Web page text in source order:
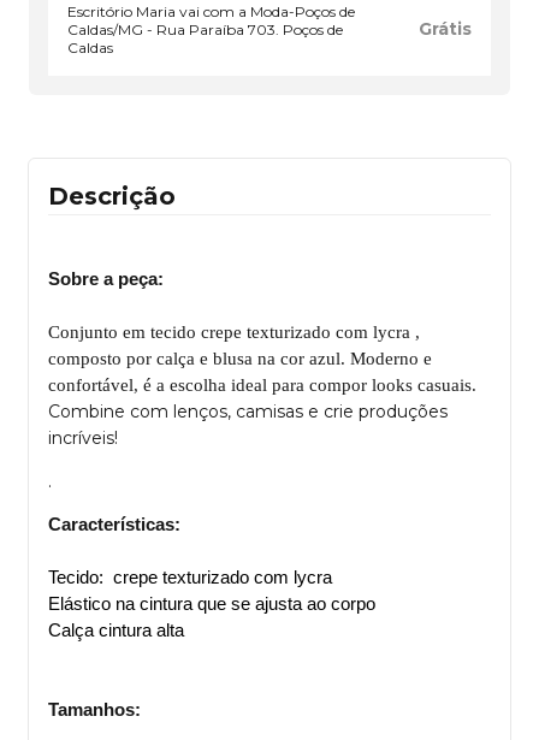
Escritório Maria vai com a Moda-Poços de
Caldas/MG - Rua Paraíba 703. Poços de
Caldas
Grátis
Descrição
Sobre a peça:
Conjunto em tecido crepe texturizado com lycra ,
composto por calça e blusa na cor azul. Moderno e
confortável, é a escolha ideal para compor looks casuais.
Combine com lenços, camisas e crie produções
incríveis!
.
Características:
Tecido: crepe texturizado com lycra
Elástico na cintura que se ajusta ao corpo
Calça cintura alta
Tamanhos: